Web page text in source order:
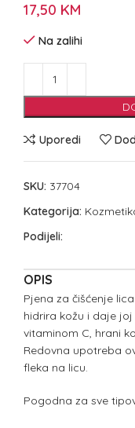
17,50 KM
Na zalihi
Uporedi
SKU: 37704
Kategorija:
Podijeli:
OPIS
Pjena za čišćenje
hidrira kožu i daje
vitaminom C, hrani
Redovna upotreba
fleka na licu.
Pogodna za sve